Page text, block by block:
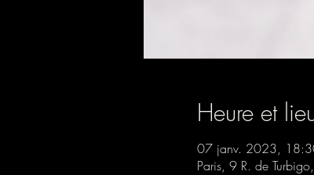
Heure et
07 janv. 2023,
Paris, 9 R. de